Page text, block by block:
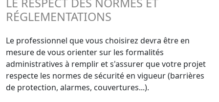
RÉGLEMENTATIONS
Le professionnel que vous choisirez devra être en
mesure de vous orienter sur les formalités
administratives à remplir et s'assurer que votre projet
respecte les normes de sécurité en vigueur (barrières
de protection, alarmes, couvertures...).